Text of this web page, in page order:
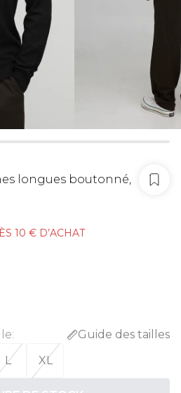
longues boutonné,
10 € D’ACHAT
:
Guide des tailles
L XL